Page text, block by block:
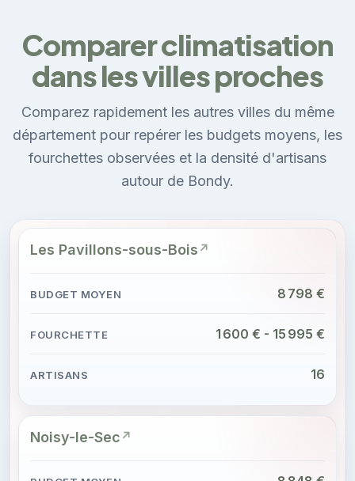
Comparer climatisation
dans les villes proches
Comparez rapidement les autres villes du même
département pour repérer les budgets moyens, les
fourchettes observées et la densité d'artisans
autour de Bondy.
Les Pavillons-sous-Bois
8 798 €
1 600 € - 15 995 €
16
Noisy-le-Sec